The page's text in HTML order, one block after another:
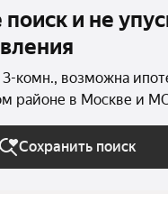
и не
3-комн., возможна
районе в Москве и
Сохранить поиск